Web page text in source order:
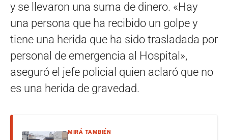
y se llevaron una suma de dinero. «Hay
una persona que ha recibido un golpe y
tiene una herida que ha sido trasladada por
personal de emergencia al Hospital»,
aseguró el jefe policial quien aclaró que no
es una herida de gravedad.
MIRÁ TAMBIÉN